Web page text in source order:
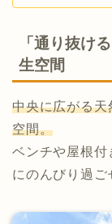
「通り抜け
生空間
中央に広がる天
空間。
ベンチや屋根付
にのんびり過ご